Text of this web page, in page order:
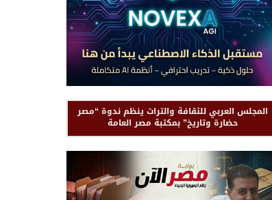
المجلس العربي للثقافة والتراث ينظم ندوة “مصر
حضارة وتاريخ” بمكتبة مصر العامة